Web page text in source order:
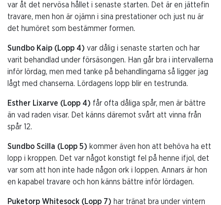
var åt det nervösa hållet i senaste starten. Det är en jättefin
travare, men hon är ojämn i sina prestationer och just nu är
det humöret som bestämmer formen.
Sundbo Kaip (Lopp 4) var dålig i senaste starten och har
varit behandlad under försäsongen. Han går bra i intervallerna
inför lördag, men med tanke på behandlingarna så ligger jag
lågt med chanserna. Lördagens lopp blir en testrunda.
Esther Lixarve (Lopp 4) får ofta dåliga spår, men är bättre
än vad raden visar. Det känns däremot svårt att vinna från
spår 12.
Sundbo Scilla (Lopp 5) kommer även hon att behöva ha ett
lopp i kroppen. Det var något konstigt fel på henne ifjol, det
var som att hon inte hade någon ork i loppen. Annars är hon
en kapabel travare och hon känns bättre inför lördagen.
Puketorp Whitesock (Lopp 7) har tränat bra under vintern